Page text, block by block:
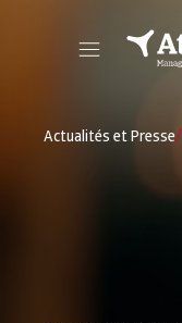
Actualités et Presse/